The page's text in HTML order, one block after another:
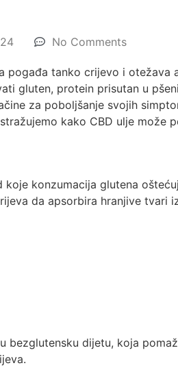
No Comments
pogađa tanko crijevo i otežava
gluten, protein prisutan u
za poboljšanje svojih
kako CBD ulje može
koje konzumacija glutena
da apsorbira hranjive tvari
bezglutensku dijetu, koja